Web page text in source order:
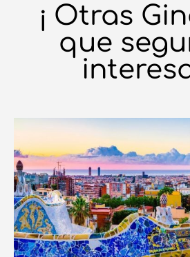
¡ Otras
que